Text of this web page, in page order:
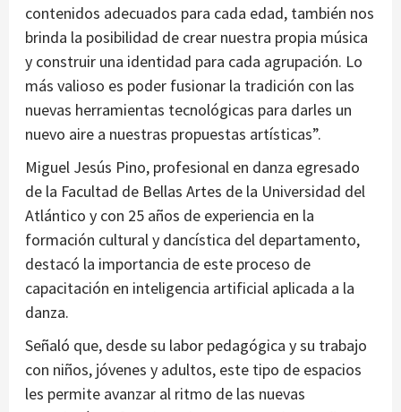
contenidos adecuados para cada edad, también nos
brinda la posibilidad de crear nuestra propia música
y construir una identidad para cada agrupación. Lo
más valioso es poder fusionar la tradición con las
nuevas herramientas tecnológicas para darles un
nuevo aire a nuestras propuestas artísticas”.
Miguel Jesús Pino, profesional en danza egresado
de la Facultad de Bellas Artes de la Universidad del
Atlántico y con 25 años de experiencia en la
formación cultural y dancística del departamento,
destacó la importancia de este proceso de
capacitación en inteligencia artificial aplicada a la
danza.
Señaló que, desde su labor pedagógica y su trabajo
con niños, jóvenes y adultos, este tipo de espacios
les permite avanzar al ritmo de las nuevas